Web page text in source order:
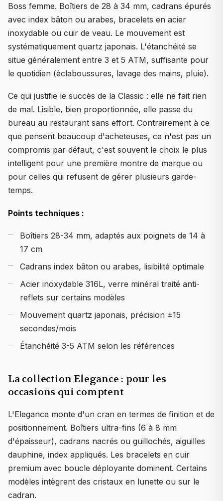
Boss femme. Boîtiers de 28 à 34 mm, cadrans épurés
avec index bâton ou arabes, bracelets en acier
inoxydable ou cuir de veau. Le mouvement est
systématiquement quartz japonais. L'étanchéité se
situe généralement entre 3 et 5 ATM, suffisante pour
le quotidien (éclaboussures, lavage des mains, pluie).
Ce qui justifie le succès de la Classic : elle ne fait rien
de mal. Lisible, bien proportionnée, elle passe du
bureau au restaurant sans effort. Contrairement à ce
que pensent beaucoup d'acheteuses, ce n'est pas un
compromis par défaut, c'est souvent le choix le plus
intelligent pour une première montre de marque ou
pour celles qui refusent de gérer plusieurs garde-
temps.
Points techniques :
Boîtiers 28-34 mm, adaptés aux poignets de 14 à
17 cm
Cadrans index bâton ou arabes, lisibilité optimale
Acier inoxydable 316L, verre minéral traité anti-
reflets sur certains modèles
Mouvement quartz japonais, précision ±15
secondes/mois
Étanchéité 3-5 ATM selon les références
La collection Elegance : pour les
occasions qui comptent
L'Elegance monte d'un cran en termes de finition et de
positionnement. Boîtiers ultra-fins (6 à 8 mm
d'épaisseur), cadrans nacrés ou guillochés, aiguilles
dauphine, index appliqués. Les bracelets en cuir
premium avec boucle déployante dominent. Certains
modèles intègrent des cristaux en lunette ou sur le
cadran.